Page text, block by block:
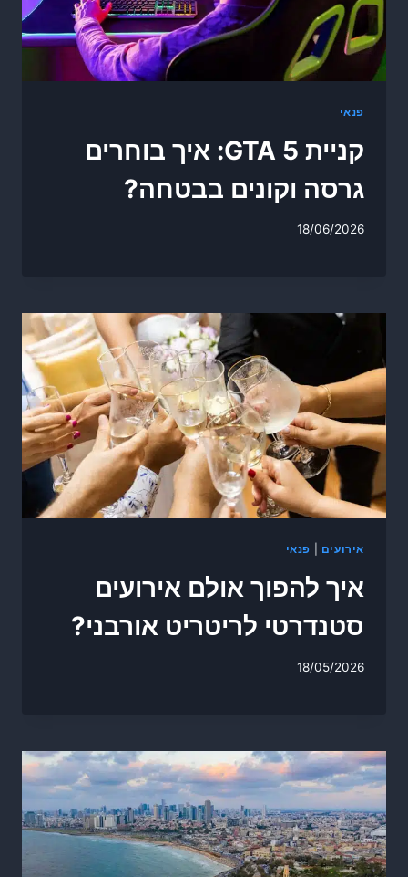
פנאי
קניית GTA 5: איך בוחרים
גרסה וקונים בבטחה?
18/06/2026
אירועים פנאי
איך להפוך אולם אירועים
סטנדרטי לריטריט אורבני?
18/05/2026